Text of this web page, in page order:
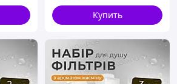
Купить